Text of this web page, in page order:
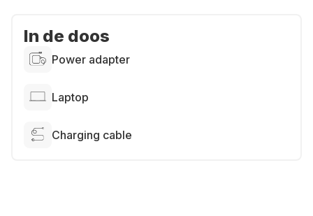
In de doos
Power adapter
Laptop
Charging cable